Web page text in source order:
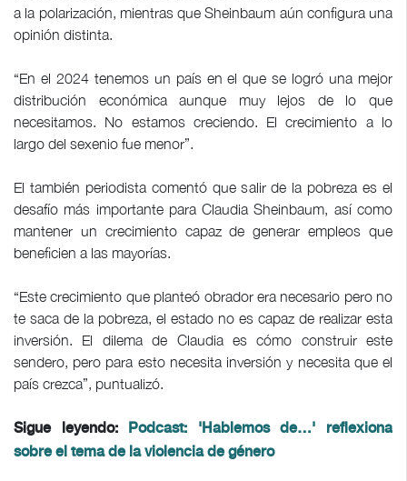
a la polarización, mientras que Sheinbaum aún configura una
opinión distinta.
“En el 2024 tenemos un país en el que se logró una mejor
distribución económica aunque muy lejos de lo que
necesitamos. No estamos creciendo. El crecimiento a lo
largo del sexenio fue menor”.
El también periodista comentó que salir de la pobreza es el
desafío más importante para Claudia Sheinbaum, así como
mantener un crecimiento capaz de generar empleos que
beneficien a las mayorías.
“Este crecimiento que planteó obrador era necesario pero no
te saca de la pobreza, el estado no es capaz de realizar esta
inversión. El dilema de Claudia es cómo construir este
sendero, pero para esto necesita inversión y necesita que el
país crezca”, puntualizó.
Sigue leyendo:
Podcast: 'Hablemos de…' reflexiona
sobre el tema de la violencia de género